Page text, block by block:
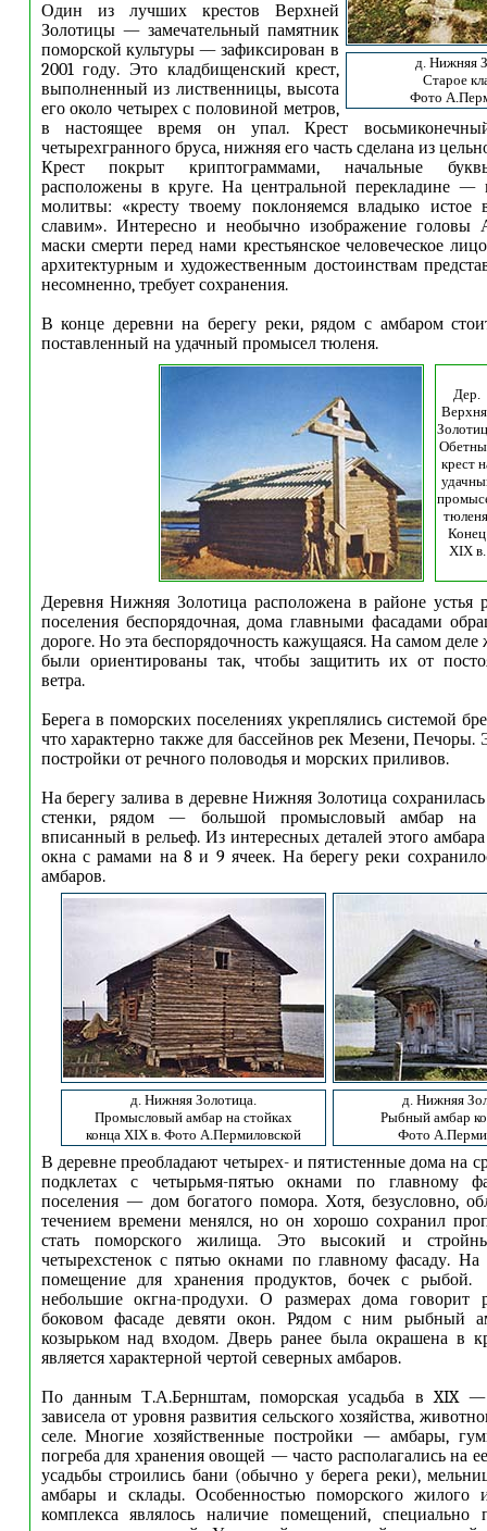
д. Нижняя
Старое
Фото
Один из лучших крестов Верхней
Золотицы — замечательный памятник
поморской культуры — зафиксирован в
2001 году. Это кладбищенский крест,
выполненный из лиственницы, высота
его около четырех с половиной метров,
в настоящее время он упал. Крест
четырехгранного бруса, нижняя его часть сделана из
Крест покрыт криптограммами, начальные
расположены в круге. На центральной перекладине —
молитвы: «кресту твоему поклоняемся владыко истое
славим». Интересно и необычно изображение
маски смерти перед нами крестьянское человеческое
архитектурным и художественным достоинствам
несомненно, требует сохранения.
В конце деревни на берегу реки, рядом с амбаром
поставленный на удачный промысел тюленя.
Дер.
крест
Конец
XIX в.
Деревня Нижняя Золотица расположена в районе устья
поселения беспорядочная, дома главными фасадами
дороге. Но эта беспорядочность кажущаяся. На самом
были ориентированы так, чтобы защитить их от
ветра.
Берега в поморских поселениях укреплялись системой
что характерно также для бассейнов рек Мезени, Печоры.
постройки от речного половодья и морских приливов.
На берегу залива в деревне Нижняя Золотица
стенки, рядом — большой промысловый амбар на
вписанный в рельеф. Из интересных деталей этого
окна с рамами на 8 и 9 ячеек. На берегу реки
амбаров.
д. Нижняя Золотица.
Промысловый амбар на стойках
конца XIX в. Фото А.Пермиловской
д. Нижняя
Рыбный амбар
Фото
В деревне преобладают четырех- и пятистенные дома на
подклетах с четырьмя-пятью окнами по главному
поселения — дом богатого помора. Хотя, безусловно,
течением времени менялся, но он хорошо сохранил
стать поморского жилища. Это высокий и
четырехстенок с пятью окнами по главному фасаду.
помещение для хранения продуктов, бочек с рыбой.
небольшие окгна-продухи. О размерах дома говорит
боковом фасаде девяти окон. Рядом с ним рыбный
козырьком над входом. Дверь ранее была окрашена в
является характерной чертой северных амбаров.
По данным Т.А.Бернштам, поморская усадьба в XIX —
зависела от уровня развития сельского хозяйства,
селе. Многие хозяйственные постройки — амбары,
погреба для хранения овощей — часто располагались на
усадьбы строились бани (обычно у берега реки),
амбары и склады. Особенностью поморского жилого и
комплекса являлось наличие помещений, специально